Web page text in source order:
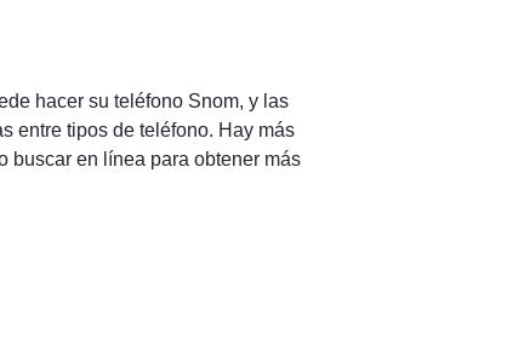
hacer su teléfono Snom, y las
entre tipos de teléfono. Hay más
buscar en línea para obtener más